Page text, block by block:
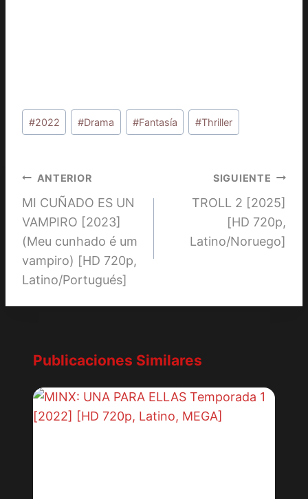
Etiquetas
de
entrada:
#2022 #Drama #Fantasía #Thriller
Navegación
de
entradas
ANTERIOR
MI CUÑADO ES UN
VAMPIRO [2023]
(Meu cunhado é um
vampiro) [HD 720p,
Latino/Portugués]
SIGUIENTE
TROLL 2 [2025]
[HD 720p,
Latino/Noruego]
Publicaciones Similares